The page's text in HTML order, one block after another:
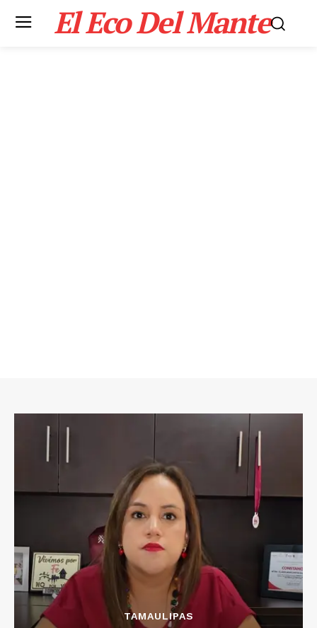
El Eco Del Mante
TAMAULIPAS